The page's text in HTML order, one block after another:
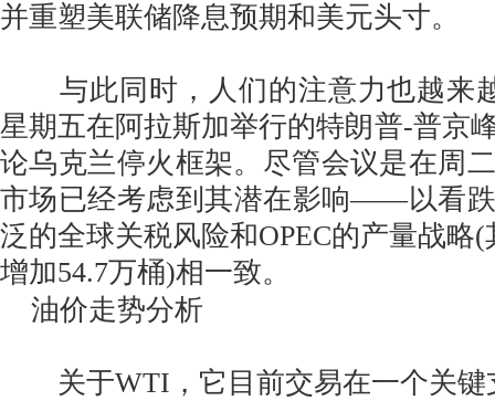
并重塑美联储降息预期和美元头寸。
与此同时，人们的注意力也越来
星期五在阿拉斯加举行的特朗普-普京
论乌克兰停火框架。尽管会议是在周
市场已经考虑到其潜在影响——以看
泛的全球关税风险和OPEC的产量战略
增加54.7万桶)相一致。
油价走势分析
关于WTI，它目前交易在一个关键